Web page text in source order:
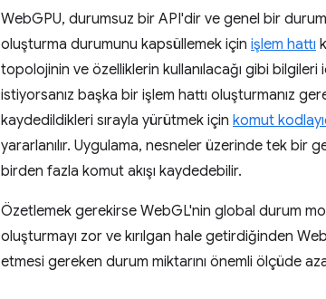
WebGPU, durumsuz bir API'dir ve genel bir
oluşturma durumunu kapsüllemek için işlem hattı
topolojinin ve özelliklerin kullanılacağı gibi bilgileri
istiyorsanız başka bir işlem hattı oluşturmanız
kaydedildikleri sırayla yürütmek için komut
yararlanılır. Uygulama, nesneler üzerinde tek bir
birden fazla komut akışı kaydedebilir.
Özetlemek gerekirse WebGL'nin global durum
oluşturmayı zor ve kırılgan hale getirdiğinden
etmesi gereken durum miktarını önemli ölçüde